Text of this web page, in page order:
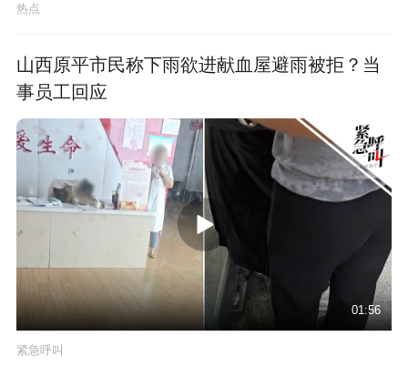
热点
山西原平市民称下雨欲进献血屋避雨被拒？当
事员工回应
01:56
紧急呼叫